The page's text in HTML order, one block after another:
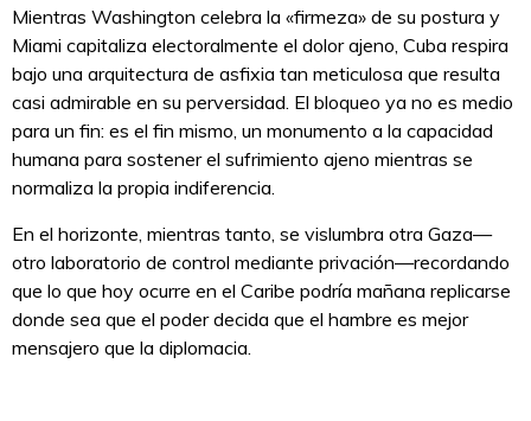
Mientras Washington celebra la «firmeza» de su postura y
Miami capitaliza electoralmente el dolor ajeno, Cuba respira
bajo una arquitectura de asfixia tan meticulosa que resulta
casi admirable en su perversidad. El bloqueo ya no es medio
para un fin: es el fin mismo, un monumento a la capacidad
humana para sostener el sufrimiento ajeno mientras se
normaliza la propia indiferencia.
En el horizonte, mientras tanto, se vislumbra otra Gaza—
otro laboratorio de control mediante privación—recordando
que lo que hoy ocurre en el Caribe podría mañana replicarse
donde sea que el poder decida que el hambre es mejor
mensajero que la diplomacia.